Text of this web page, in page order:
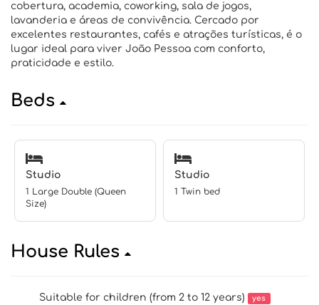
cobertura, academia, coworking, sala de jogos,
lavanderia e áreas de convivência. Cercado por
excelentes restaurantes, cafés e atrações turísticas, é o
lugar ideal para viver João Pessoa com conforto,
praticidade e estilo.
Beds
Studio
1 Large Double (Queen
Size)
Studio
1 Twin bed
House Rules
Suitable for children (from 2 to 12 years) yes